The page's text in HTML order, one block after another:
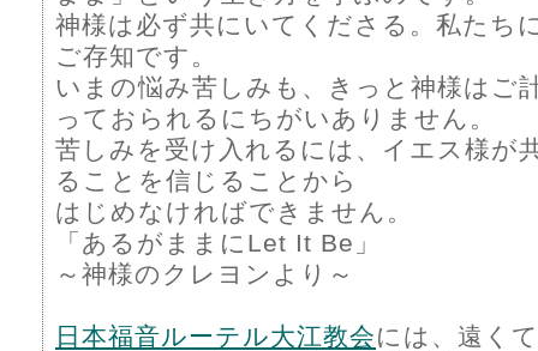
神様は必ず共にいてくださる。私たち
ご存知です。
いまの悩み苦しみも、きっと神様はご
っておられるにちがいありません。
苦しみを受け入れるには、イエス様が
ることを信じることから
はじめなければできません。
「あるがままにLet It Be」
～神様のクレヨンより～
日本福音ルーテル大江教会には、遠く